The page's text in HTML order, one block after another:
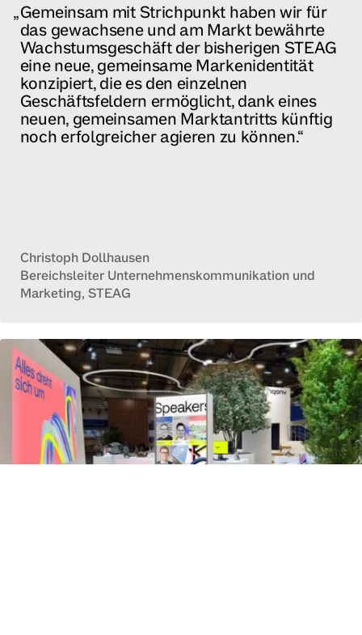
Gemeinsam mit Strichpunkt haben wir für
das gewachsene und am Markt bewährte
Wachstumsgeschäft der bisherigen STEAG
eine neue, gemeinsame Markenidentität
konzipiert, die es den einzelnen
Geschäftsfeldern ermöglicht, dank eines
neuen, gemeinsamen Marktantritts künftig
noch erfolgreicher agieren zu können.
Christoph Dollhausen
Bereichsleiter Unternehmenskommunikation und
Marketing, STEAG